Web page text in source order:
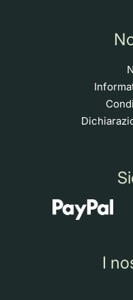
I